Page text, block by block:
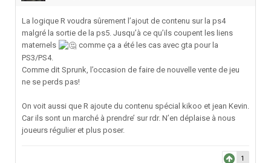
La logique R voudra sûrement l’ajout de contenu sur la ps4
malgré la sortie de la ps5. Jusqu’à ce qu’ils coupent les liens
maternels
comme ça a été les cas avec gta pour la
PS3/PS4.
Comme dit Sprunk, l’occasion de faire de nouvelle vente de jeu
ne se perds pas!
On voit aussi que R ajoute du contenu spécial kikoo et jean Kevin.
Car ils sont un marché à prendre’ sur rdr. N’en déplaise à nous
joueurs régulier et plus poser.
1